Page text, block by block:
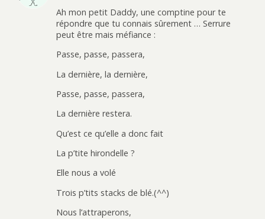
Ah mon petit Daddy, une comptine pour te
répondre que tu connais sûrement … Serrure
peut être mais méfiance :
Passe, passe, passera,
La dernière, la dernière,
Passe, passe, passera,
La dernière restera.
Qu’est ce qu’elle a donc fait
La p’tite hirondelle ?
Elle nous a volé
Trois p’tits stacks de blé.(^^)
Nous l’attraperons,